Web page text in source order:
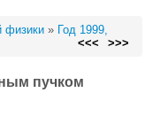
физики » Год 1999,
<<< >>>
пучком